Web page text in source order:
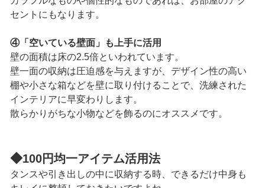
セントにもなります。
④「空いている壁面」も上手に活用
壁の面積は床の2.5倍といわれています。
壁一面の収納は圧迫感を与えますが、デザイン性の高い
棚や小さな箱などを壁に取り付けることで、洗練された
インテリアに早変わりします。
散らかりがちな小物などを飾るのにオススメです。
◆100円均一アイテム活用法
タンスや引き出しの中に収納する時、できるだけ中身も